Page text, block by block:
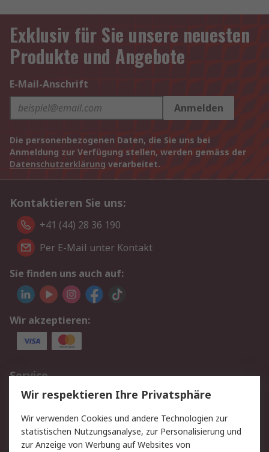
Exklusiv für Sie unsere neuesten
Produkte und Angebote
E-Mail-Anschrift
Anmelden
Die personenbezogenen Daten, die Sie uns bei
Anmeldung zur Verfügung stellen, werden gemäss der
Datenschutzerklärung verarbeitet.
Kontaktieren Sie uns:
+41 (44) 28 36 190
Per E-Mail unter Kontakt
Sie finden uns auch auf:
Wir akzeptieren:
Service
Value Added Services
Lieferlösungen
Rücksendungen
Kontakt
Hilfe
Wir respektieren Ihre Privatsphäre
Wir verwenden Cookies und andere Technologien zur
statistischen Nutzungsanalyse, zur Personalisierung und
zur Anzeige von Werbung auf Websites von